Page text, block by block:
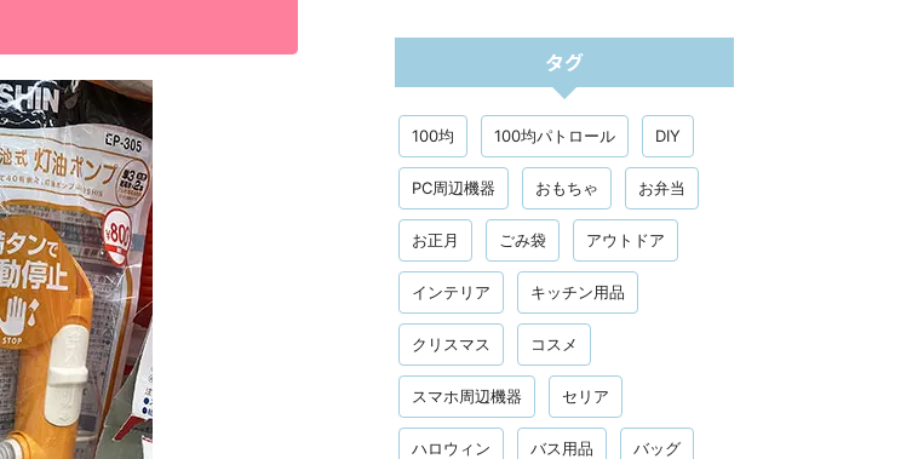
タグ
100均 100均パトロール DIY
PC周辺機器 おもちゃ お弁当
お正月 ごみ袋 アウトドア
インテリア キッチン用品
クリスマス コスメ
スマホ周辺機器 セリア
ハロウィン バス用品 バッグ